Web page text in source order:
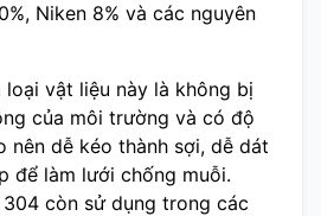
Niken 8% và các nguyên
vật liệu này là không bị
của môi trường và có độ
nên dễ kéo thành sợi, dễ dát
để làm lưới chống muỗi.
còn sử dụng trong các